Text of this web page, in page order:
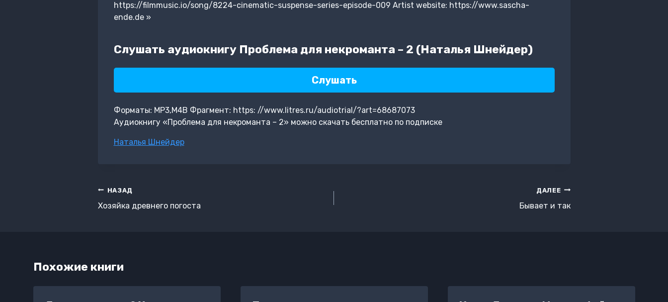
https://filmmusic.io/song/8224-cinematic-suspense-series-episode-009 Artist website: https://www.sascha-
ende.de »
Слушать аудиокнигу Проблема для некроманта – 2 (Наталья Шнейдер)
Слушать
Форматы: MP3,M4B Фрагмент: https: //www.litres.ru/audiotrial/?art=68687073
Аудиокнигу «Проблема для некроманта – 2» можно скачать бесплатно по подписке
Метки
Наталья Шнейдер
Навигация
по
НАЗАД
Хозяйка древнего погоста
ДАЛЕЕ
Бывает и так
Похожие книги